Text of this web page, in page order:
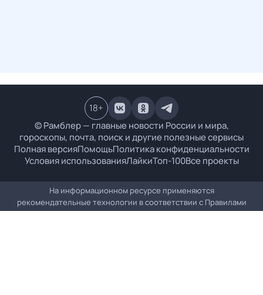
© Рамблер — главные новости России и мира,
гороскопы, почта, поиск и другие полезные сервисы
Полная версияПомощьПолитика конфиденциальности
Условия использованияЛайкиТоп-100Все проекты
18+
На информационном ресурсе применяются
рекомендательные технологии в соответствии с Правилами